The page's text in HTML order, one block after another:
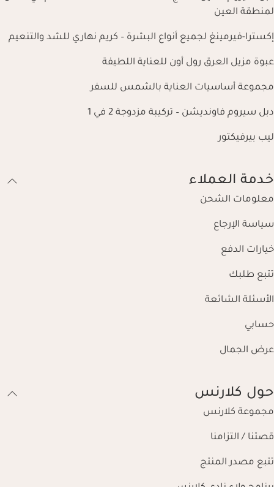
لمنطقة العين
إكسترا-فيرمينغ لجميع أنواع البشرة – كريم نهاري للشد والتنعيم
عبوة مزيل العرق رول أون للعناية اللطيفة
مجموعة أساسيات العناية بالشمس للسفر
دبل سيروم فاونديشن – تركيبة مزدوجة 2 في 1
ليب بيرفيكتور
خدمة العملاء
معلومات الشحن
سياسة الإرجاع
خيارات الدفع
تتبع طلبك
الأسئلة الشائعة
حسابي
عرض الجمال
حول كلارنس
مجموعة كلارنس
قصتنا / التزامنا
تتبع مصدر المنتج